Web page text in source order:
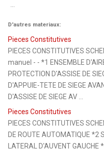
...
D'autres materiaux:
Pieces Constitutives
PIECES CONSTITUTIVES
manuel - - *1 ENSEMBLE
PROTECTION D'ASSISE DE
D'APPUIE-TETE DE SIEGE
D'ASSISE DE SIEGE AV ...
Pieces Constitutives
PIECES CONSTITUTIVES
DE ROUTE AUTOMATIQUE *2
LATERAL D'AUVENT GAUCHE